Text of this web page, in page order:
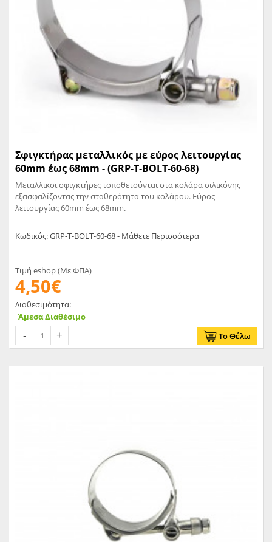
Σφιγκτήρας μεταλλικός με εύρος λειτουργίας
60mm έως 68mm - (GRP-T-BOLT-60-68)
Μεταλλικοι σφιγκτήρες τοποθετούνται στα κολάρα σιλικόνης
εξασφαλίζοντας την σταθερότητα του κολάρου. Εύρος
λειτουργίας 60mm έως 68mm.
Κωδικός: GRP-T-BOLT-60-68 - Μάθετε Περισσότερα
Τιμή eshop (Με ΦΠΑ)
4,50€
Διαθεσιμότητα:
Άμεσα Διαθέσιμο
Το Θέλω